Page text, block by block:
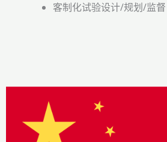
客制化试验设计/规划/监督